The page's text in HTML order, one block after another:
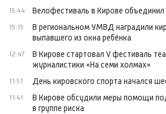
15:44 Велофестиваль в Кирове объединил
15:15
В региональном УМВД наградили
выпавшего из окна ребёнка
12:47
В Кирове стартовал V фестиваль
журналистики «На семи холмах»
11:51 День кировского спорта начался
11:41
В Кирове обсудили меры помощи
в группе риска